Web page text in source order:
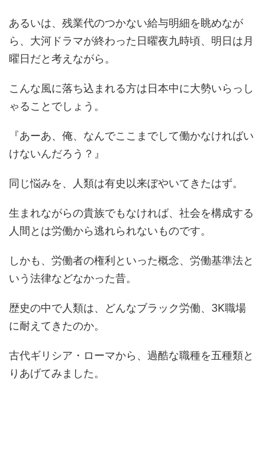
あるいは、残業代のつかない給与明細を眺めなが
ら、大河ドラマが終わった日曜夜九時頃、明日は月
曜日だと考えながら。
こんな風に落ち込まれる方は日本中に大勢いらっし
ゃることでしょう。
『あーあ、俺、なんでここまでして働かなければい
けないんだろう？』
同じ悩みを、人類は有史以来ぼやいてきたはず。
生まれながらの貴族でもなければ、社会を構成する
人間とは労働から逃れられないものです。
しかも、労働者の権利といった概念、労働基準法と
いう法律などなかった昔。
歴史の中で人類は、どんなブラック労働、3K職場
に耐えてきたのか。
古代ギリシア・ローマから、過酷な職種を五種類と
りあげてみました。